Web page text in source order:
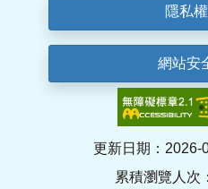
隱私
網站安
更新日期：2026-
累積瀏覽人次